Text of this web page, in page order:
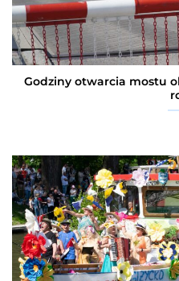
Godziny otwarcia mostu